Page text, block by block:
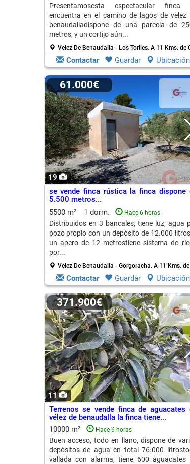
Presentamosesta espectacular finca
encuentra en el camino de lagos de velez
benaudalladispone de una parcela de
metros, y un cortijo aún...
Velez De Benaudalla - Los Toriles. A 11 Kms. de
Contactar Guardar Ubicación
19
61.000€
se vende finca rústica la finca dispone
5.500 metros...
5500 m²
1 dorm. Hace 6 horas
Distribuidos en 3 bancales, tiene luz, agua
pozo propio con un depósito de 12.000
un apero de 12 metrostiene sistema de
por...
Velez De Benaudalla - Gorgoracha. A 11 Kms. de
Contactar Guardar Ubicación
11
371.900€
Terrenos se vende finca de aguacates
vélez de benaudalla la finca tiene...
10000 m²
Hace 6 horas
Buen acceso, todo en llano, dispone de
depósitos de agua en total 76.000
vallada con alarma, tiene 600 aguacates